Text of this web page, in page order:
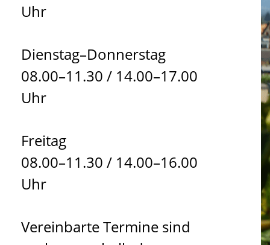
Uhr
Dienstag–Donnerstag
08.00–11.30 / 14.00–17.00
Uhr
Freitag
08.00–11.30 / 14.00–16.00
Uhr
Vereinbarte Termine sind